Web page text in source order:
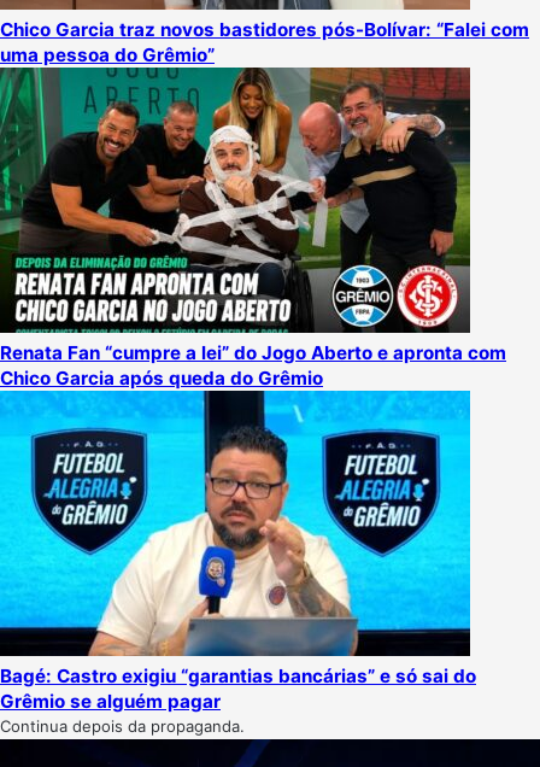
Chico Garcia traz novos bastidores pós-Bolívar: “Falei com
uma pessoa do Grêmio”
Renata Fan “cumpre a lei” do Jogo Aberto e apronta com
Chico Garcia após queda do Grêmio
Bagé: Castro exigiu “garantias bancárias” e só sai do
Grêmio se alguém pagar
Continua depois da propaganda.